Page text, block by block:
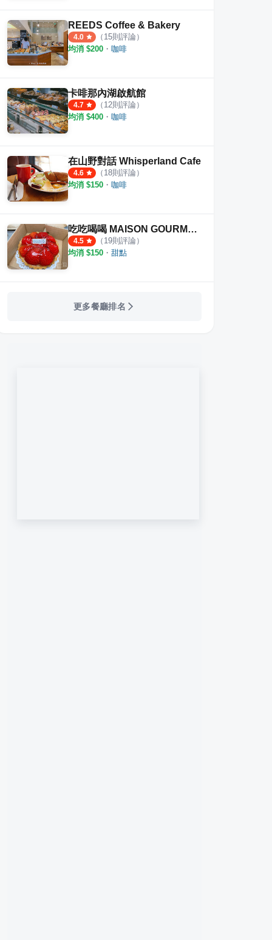
REEDS Coffee & Bakery
4.0 （ 15則評論）
均消 $200 ・ 咖啡
卡啡那內湖啟航館
4.7 （ 12則評論）
均消 $400 ・ 咖啡
在山野對話 Whisperland Cafe
4.6 （ 18則評論）
均消 $150 ・ 咖啡
吃吃喝喝 MAISON GOURMANDE
4.5 （ 19則評論）
均消 $150 ・ 甜點
更多餐廳排名